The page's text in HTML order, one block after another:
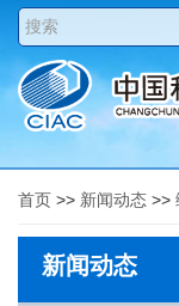
首页 >> 新闻动态 >>
新闻动态